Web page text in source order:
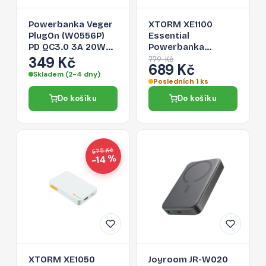
Powerbanka Veger
PlugOn (W0556P)
PD QC3.0 3A 20W
5000 mAh s
vestavěným
konektorem
Lightning černá
349 Kč
Skladem (2-4 dny)
Do košíku
XTORM XE1100
Essential
Powerbanka
10.000mAh s
výkonem 15W
USB+USB-C, bílá
779 Kč
689 Kč
Posledních 1 ks
Do košíku
575 Kč
−14 %
XTORM XE1050
Joyroom JR-W020